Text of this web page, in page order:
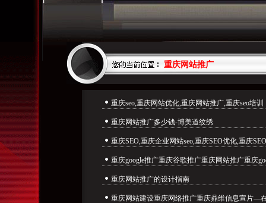
重庆网站推广
重庆seo,重庆网站优化,重庆网站推广,重庆seo培训
重庆网站推广多少钱-博美道纹绣
重庆SEO,重庆企业网站seo,重庆SEO优化,重庆
重庆google推广重庆谷歌推广重庆网站推广重庆
重庆网站推广的设计指南
重庆网站建设重庆网络推广重庆鼎维信息宣片—